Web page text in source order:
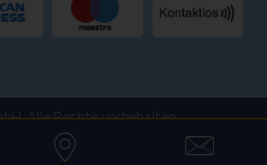
Alle Rechte vorbehalten.
Impressum